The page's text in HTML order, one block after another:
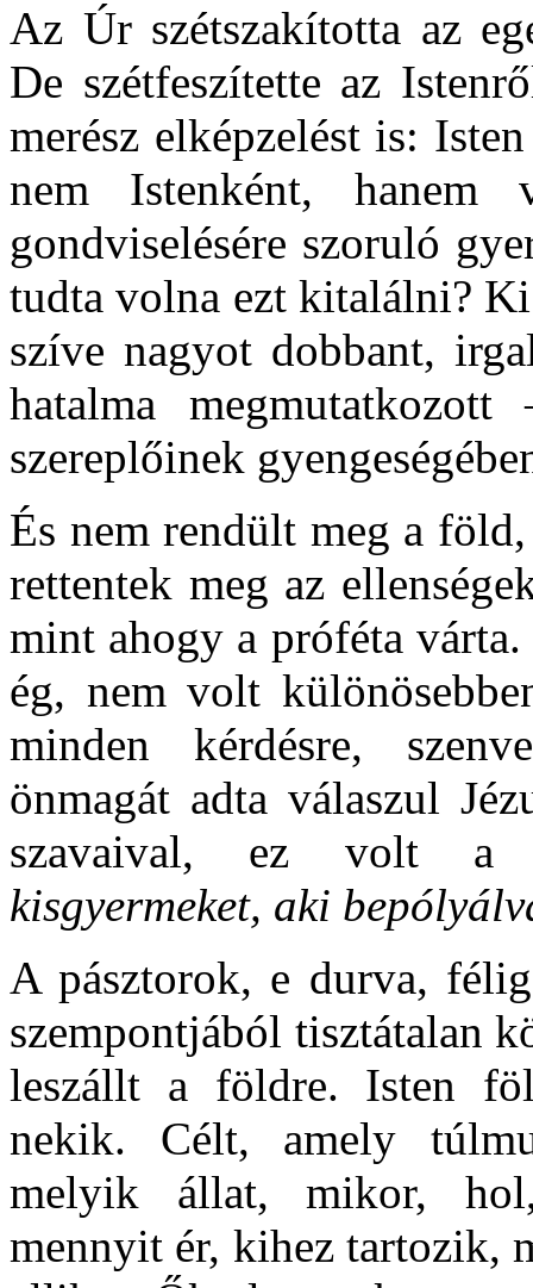
Az Úr szétszakította az
De szétfeszítette az
merész elképzelést is:
nem Istenként, hanem
gondviselésére szoruló
tudta volna ezt kitalálni?
szíve nagyot dobbant,
hatalma
szereplőinek
És nem rendült meg a
rettentek meg az
mint ahogy a próféta
ég, nem volt
minden kérdésre,
önmagát adta válaszul
szavaival, ez volt a
kisgyermeket, aki
A pásztorok, e durva,
szempontjából tisztátalan
leszállt a földre. Isten
nekik. Célt, amely
melyik állat, mikor,
mennyit ér, kihez tartozik,